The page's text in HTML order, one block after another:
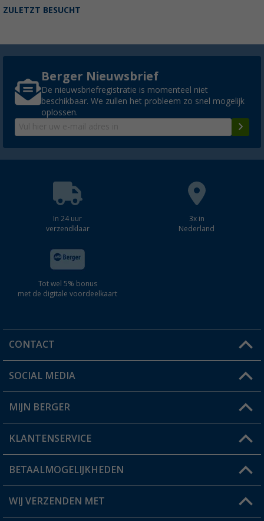
ZULETZT BESUCHT
Berger Nieuwsbrief
De nieuwsbriefregistratie is momenteel niet
beschikbaar. We zullen het probleem zo snel mogelijk
oplossen.
In 24 uur
verzendklaar
3x in
Nederland
Tot wel 5% bonus
met de digitale voordeelkaart
CONTACT
Een vraag?
Winkel vinden
SOCIAL MEDIA
MIJN BERGER
Mijn account
Status bestelling
Verlanglijstje
KLANTENSERVICE
FAQ & Contact
Verzendinformatie
BETAALMOGELIJKHEDEN
WIJ VERZENDEN MET